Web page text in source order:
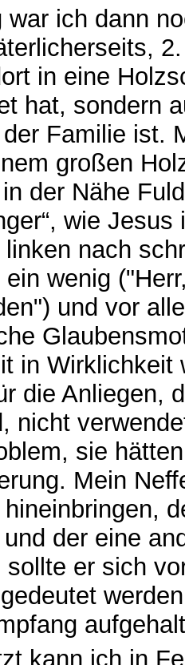
war ich dann
in eine
hat, sondern
Familie ist.
großen
der Nähe
wie
nach
wenig
und vor
in
die Anliegen,
nicht
sie
Mein
der eine
sollte er sich
kann ich in